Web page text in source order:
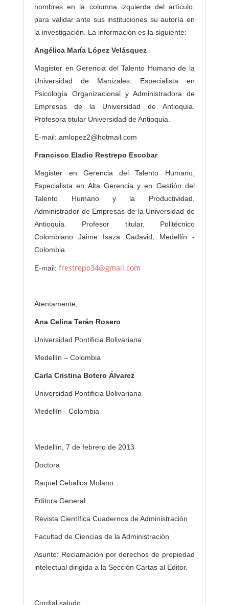
nombres en la columna izquierda del artículo,
para validar ante sus instituciones su autoría en
la investigación. La información es la siguiente:
Angélica María López Velásquez
Magister en Gerencia del Talento Humano de la
Universidad de Manizales. Especialista en
Psicología Organizacional y Administradora de
Empresas de la Universidad de Antioquia.
Profesora titular Universidad de Antioquia.
E-mail: amlopez2@hotmail.com
Francisco Eladio Restrepo Escobar
Magister en Gerencia del Talento Humano,
Especialista en Alta Gerencia y en Gestión del
Talento Humano y la Productividad,
Administrador de Empresas de la Universidad de
Antioquia. Profesor titular, Politécnico
Colombiano Jaime Isaza Cadavid, Medellín -
Colombia.
E-mail:frestrepo34@gmail.com
Atentamente,
Ana Celina Terán Rosero
Universidad Pontificia Bolivariana
Medellín – Colombia
Carla Cristina Botero Álvarez
Universidad Pontificia Bolivariana
Medellín - Colombia
Medellín, 7 de febrero de 2013
Doctora
Raquel Ceballos Molano
Editora General
Revista Científica Cuadernos de Administración
Facultad de Ciencias de la Administración
Asunto: Reclamación por derechos de propiedad
intelectual dirigida a la Sección Cartas al Editor.
Cordial saludo.